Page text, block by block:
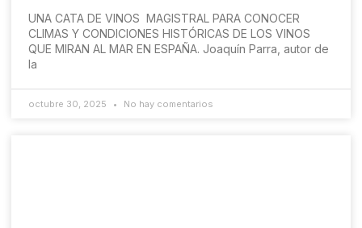
UNA CATA DE VINOS MAGISTRAL PARA CONOCER
CLIMAS Y CONDICIONES HISTÓRICAS DE LOS VINOS
QUE MIRAN AL MAR EN ESPAÑA. Joaquín Parra, autor de
la
octubre 30, 2025 No hay comentarios